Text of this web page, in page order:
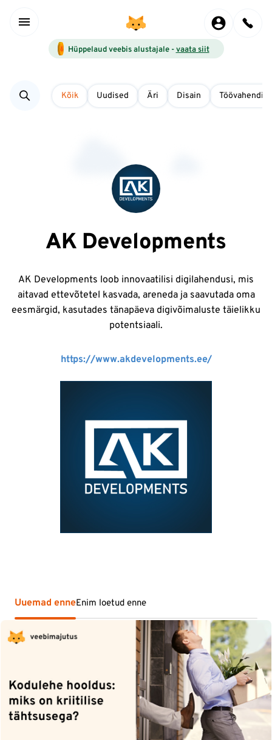
Hüppelaud veebis alustajale -vaata siit
Kõik Uudised Äri Disain Töövahendid
AK Developments
AK Developments loob innovaatilisi digilahendusi, mis
aitavad ettevõtetel kasvada, areneda ja saavutada oma
eesmärgid, kasutades tänapäeva digivõimaluste täielikku
potentsiaali.
https://www.akdevelopments.ee/
Uuemad enneEnim loetud enne